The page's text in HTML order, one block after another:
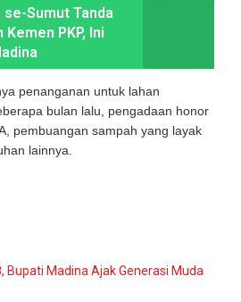
se-Sumut Tanda
PKP, Ini
penanganan untuk lahan
bulan lalu, pengadaan honor
pembuangan sampah yang layak
lainnya.
Bupati Madina Ajak Generasi Muda